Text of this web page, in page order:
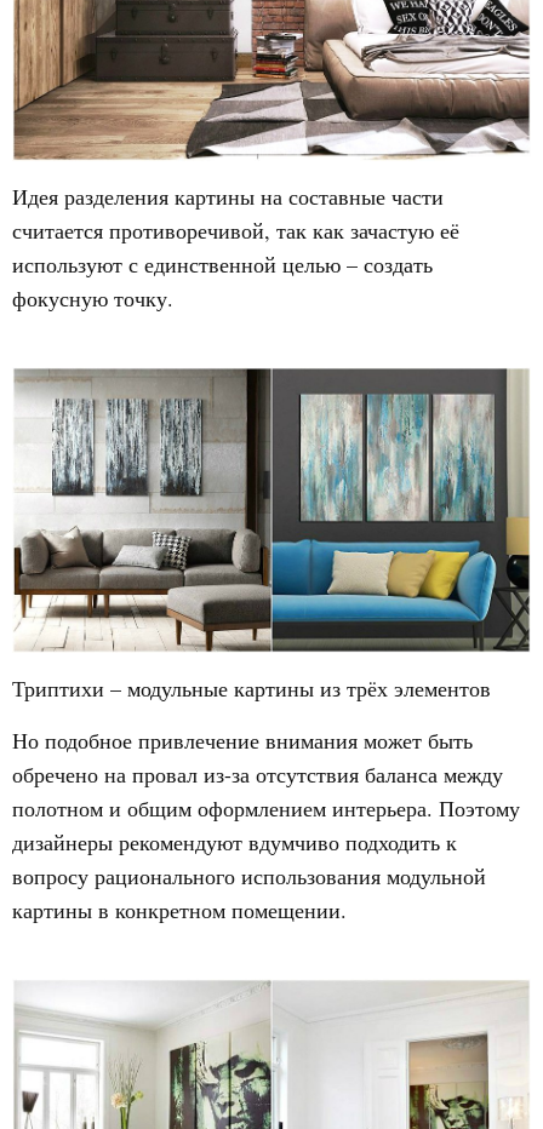
Идея разделения картины на составные части
считается противоречивой, так как зачастую её
используют с единственной целью – создать
фокусную точку.
Триптихи – модульные картины из трёх элементов
Но подобное привлечение внимания может быть
обречено на провал из-за отсутствия баланса между
полотном и общим оформлением интерьера. Поэтому
дизайнеры рекомендуют вдумчиво подходить к
вопросу рационального использования модульной
картины в конкретном помещении.